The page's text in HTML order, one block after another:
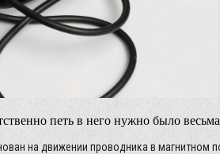
петь в него нужно было
на движении проводника в магнитном